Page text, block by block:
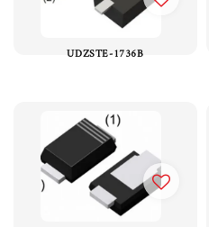
UDZSTE-1736B